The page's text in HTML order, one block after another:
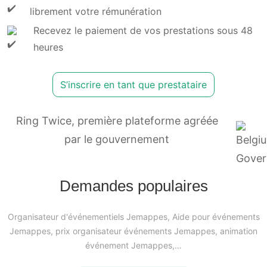
librement votre rémunération
Recevez le paiement de vos prestations sous 48
heures
S’inscrire en tant que prestataire
Ring Twice, première plateforme agréée
par le gouvernement
Demandes populaires
Organisateur d'événementiels Jemappes, Aide pour événements
Jemappes, prix organisateur événements Jemappes, animation
événement Jemappes,…